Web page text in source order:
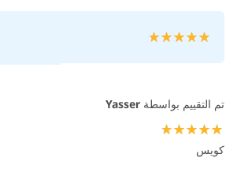
تقييم:
تم التقييم بواسطة Yasser
كويس